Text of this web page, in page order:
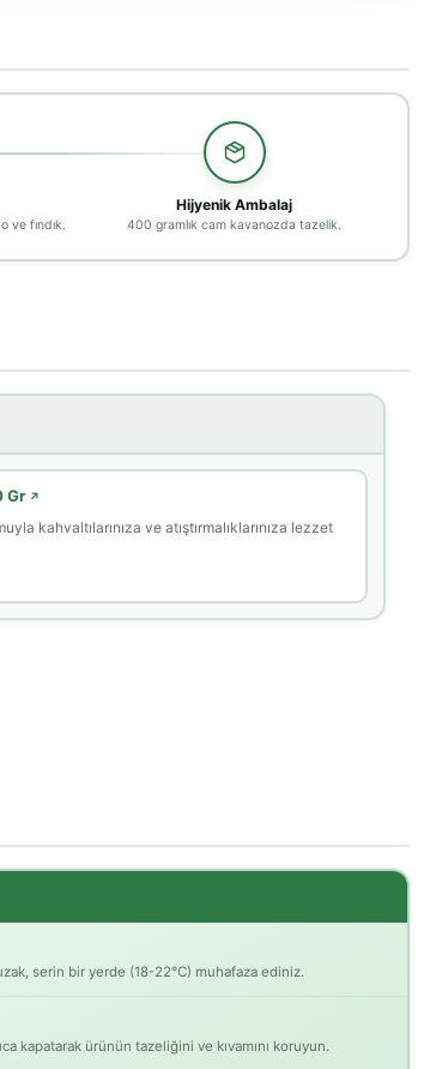
ve fındık.
Hijyenik Ambalaj
400 gramlık cam kavanozda tazelik.
Gr ↗
kahvaltılarınıza ve atıştırmalıklarınıza lezzet
serin bir yerde (18-22°C) muhafaza ediniz.
kapatarak ürünün tazeliğini ve kıvamını koruyun.